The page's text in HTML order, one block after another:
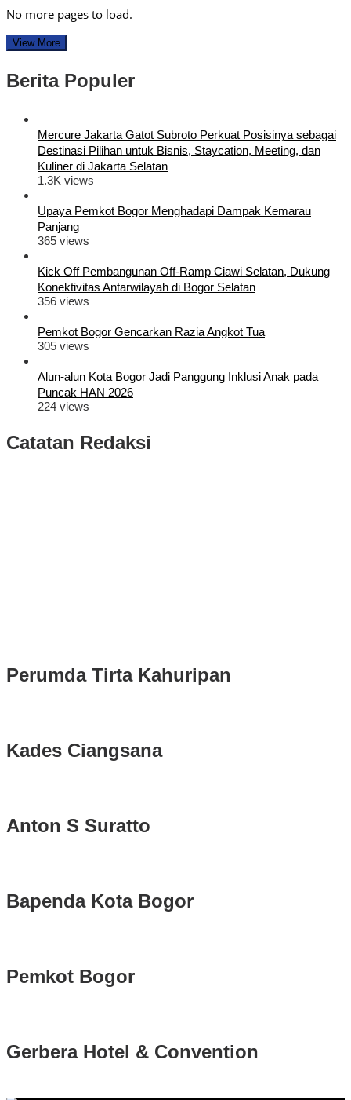
No more pages to load.
View More
Berita Populer
Mercure Jakarta Gatot Subroto Perkuat Posisinya sebagai
Destinasi Pilihan untuk Bisnis, Staycation, Meeting, dan
Kuliner di Jakarta Selatan
1.3K views
Upaya Pemkot Bogor Menghadapi Dampak Kemarau
Panjang
365 views
Kick Off Pembangunan Off-Ramp Ciawi Selatan, Dukung
Konektivitas Antarwilayah di Bogor Selatan
356 views
Pemkot Bogor Gencarkan Razia Angkot Tua
305 views
Alun-alun Kota Bogor Jadi Panggung Inklusi Anak pada
Puncak HAN 2026
224 views
Catatan Redaksi
Perumda Tirta Kahuripan
Kades Ciangsana
Anton S Suratto
Bapenda Kota Bogor
Pemkot Bogor
Gerbera Hotel & Convention